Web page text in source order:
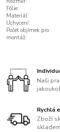
Fólie:
Materiál:
Uchycení:
Počet objímek pro
montáž:
Naši
Rychlá
Zboží